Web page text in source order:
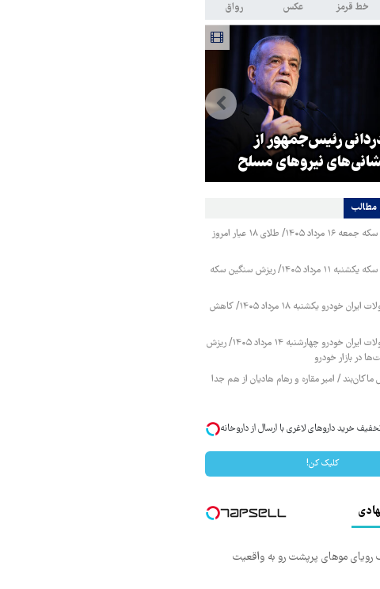
خط قرمز عکس رواق
رئیس‌جمهور از
نیروهای مسلح
مطالب
قیمت طلا و سکه جمعه ۱۶ مرداد ۱۴۰۵/ طلای ۱۸ عیار امروز
قیمت طلا و سکه یکشنبه ۱۱ مرداد ۱۴۰۵/ ریزش سنگین سکه
قیمت محصولات ایران خودرو یکشنبه ۱۸ مرداد ۱۴۰۵/ کاهش
قیمت محصولات ایران خودرو چهارشنبه ۱۴ مرداد ۱۴۰۵/ ریزش
در بازار خودرو
ماکان‌بند / امیر مقاره و رهام هادیان از هم جدا
خرید داروهای لاغری با ارسال از داروخانه و
کلیک کن!
رویای موهای پرپشت رو به واقعیت